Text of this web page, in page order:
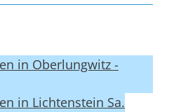
in Oberlungwitz -
in Lichtenstein Sa.